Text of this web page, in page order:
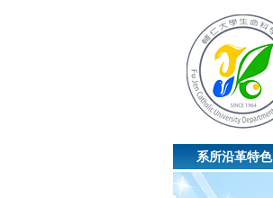
系所沿革特色